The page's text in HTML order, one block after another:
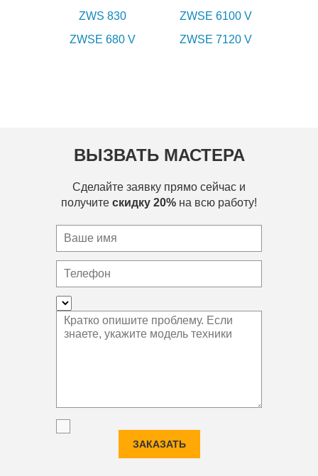
ZWS 830
ZWSE 6100 V
ZWSE 680 V
ZWSE 7120 V
ВЫЗВАТЬ МАСТЕРА
Сделайте заявку прямо сейчас и
получите скидку 20% на всю работу!
ЗАКАЗАТЬ